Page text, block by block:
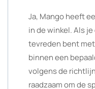
Ja, Mango heeft
in de winkel. Als
tevreden bent
binnen een
volgens de
raadzaam om de